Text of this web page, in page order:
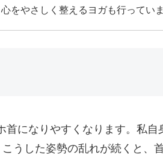
をやさしく整えるヨガも行っていま
になりやすくなります。私自
うした姿勢の乱れが続くと、